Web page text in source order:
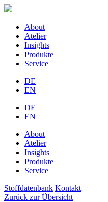
About
Atelier
Insights
Produkte
Service
DE
EN
DE
EN
About
Atelier
Insights
Produkte
Service
Stoffdatenbank Kontakt
Zurück zur Übersicht